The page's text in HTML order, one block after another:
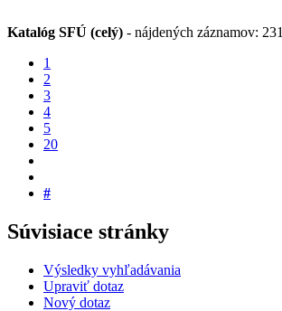
Katalóg SFÚ (celý) - nájdených záznamov: 231
1
2
3
4
5
20
#
Súvisiace stránky
Výsledky vyhľadávania
Upraviť dotaz
Nový dotaz